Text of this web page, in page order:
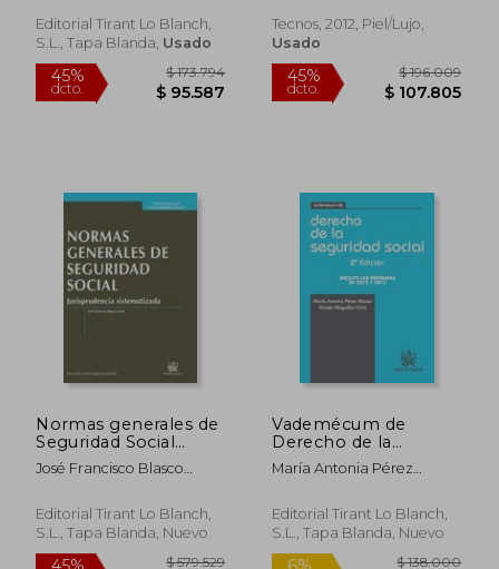
Editorial Tirant Lo Blanch,
S.L., Tapa Blanda, Usado
45%
dcto.
Tecnos, 2012, Piel/lujo,
Usado
45%
dcto.
Normas generales de
Seguridad Social
Jurisprudencia
Sistematizada 1ª Ed.
José Francisco Blasco
Editorial Tirant Lo Blanch,
S.L., Tapa Blanda, Nuevo
Vademécum de
Derecho de la
Seguridad Social 2ª
Ed. 2013
María Antonia Pérez
Editorial Tirant Lo Blanch,
S.L., Tapa Blanda, Nuevo